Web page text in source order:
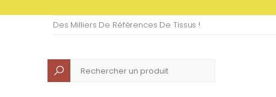
Des Milliers De Références De Tissus !
Recherche